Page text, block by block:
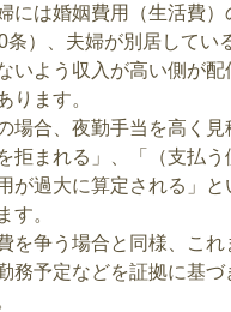
には婚姻費用（生活費）
条）、夫婦が別居してい
いよう収入が高い側が
ります。
場合、夜勤手当を高く
拒まれる」、「（支払う
が過大に算定される」
す。
を争う場合と同様、こ
務予定などを証拠に基づ